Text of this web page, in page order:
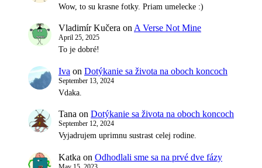
Wow, to su krasne fotky. Priam umelecke :)
Vladimír Kučera on A Verse Not Mine
April 25, 2025
To je dobré!
Iva on Dotýkanie sa života na oboch koncoch
September 13, 2024
Vdaka.
Tana on Dotýkanie sa života na oboch koncoch
September 12, 2024
Vyjadrujem uprimnu sustrast celej rodine.
Katka on Odhodlali sme sa na prvé dve fázy